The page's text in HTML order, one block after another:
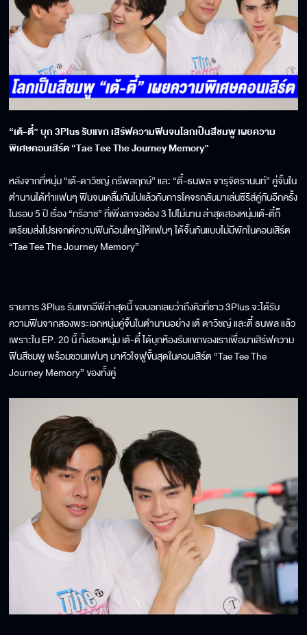
“เต้-ตี๋” บุก 3Plus รับแขก เสิร์ฟความฟินจนโลกเป็นสีชมพู เผยความ
พิเศษคอนเสิร์ต “Tae Tee The Journey Memory”
หลังจากที่หนุ่ม “เต้-ดาวิชญ์ กรีพลฤกษ์” และ “ตี๋-ธนพล จารุจิตรานนท์” คู่จิ้นใน
ตำนานได้ทำแฟนๆ ฟินจนเคลิ้มกันไปแล้วกับการโคจรกลับมาเล่นซีรีส์คู่กันอีกครั้ง
ในรอบ 5 ปี เรื่อง “ทริอาช” ที่เพิ่งลาจอช่อง 3 ไปไม่นาน ล่าสุดสองหนุ่มเต้-ตี๋ก็
เตรียมส่งโปรเจกต์ความฟินก้อนใหญ่ให้แฟนๆ ได้จิ้นกันแบบไม่มีพักในคอนเสิร์ต
“Tae Tee The Journey Memory”
รายการ 3Plus รับแขกอีพีล่าสุดนี้ ขอบอกเลยว่าถึงคิวที่ชาว 3Plus จะได้รับ
ความฟินจากสองพระเอกหนุ่มคู่จิ้นในตำนานอย่าง เต้ ดาวิชญ์ และตี๋ ธนพล แล้ว
เพราะใน EP. 20 นี้ ทั้งสองหนุ่ม เต้-ตี๋ ได้บุกห้องรับแขกของเราเพื่อมาเสิร์ฟความ
ฟินสีชมพู พร้อมชวนแฟนๆ มาหัวใจฟูขั้นสุดในคอนเสิร์ต “Tae Tee The
Journey Memory” ของทั้งคู่